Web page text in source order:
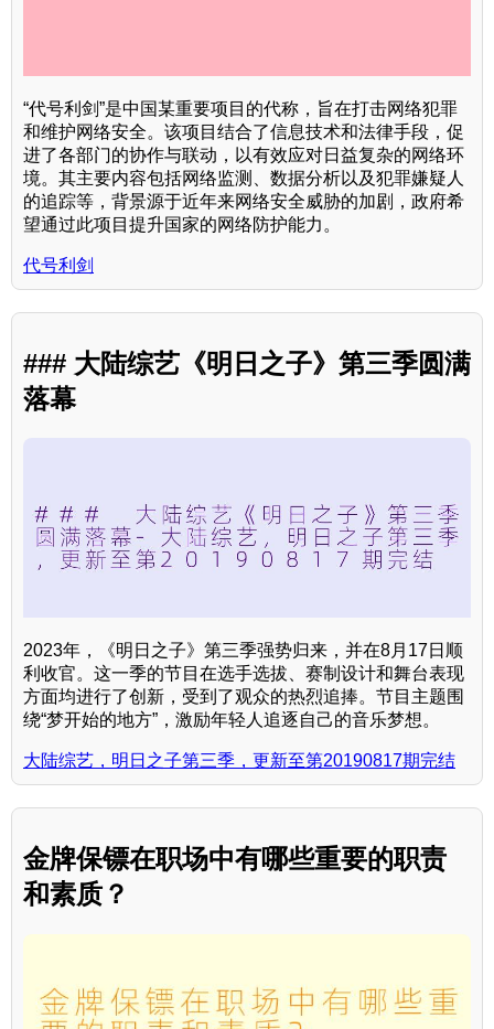
“代号利剑”是中国某重要项目的代称，旨在打击网络犯罪
和维护网络安全。该项目结合了信息技术和法律手段，促
进了各部门的协作与联动，以有效应对日益复杂的网络环
境。其主要内容包括网络监测、数据分析以及犯罪嫌疑人
的追踪等，背景源于近年来网络安全威胁的加剧，政府希
望通过此项目提升国家的网络防护能力。
代号利剑
### 大陆综艺《明日之子》第三季圆满
落幕
2023年，《明日之子》第三季强势归来，并在8月17日顺
利收官。这一季的节目在选手选拔、赛制设计和舞台表现
方面均进行了创新，受到了观众的热烈追捧。节目主题围
绕“梦开始的地方”，激励年轻人追逐自己的音乐梦想。
大陆综艺，明日之子第三季，更新至第20190817期完结
金牌保镖在职场中有哪些重要的职责
和素质？